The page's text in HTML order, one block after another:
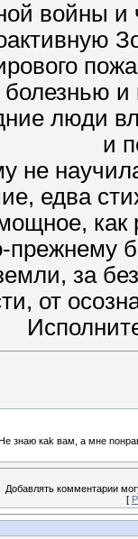
войны
болезнью
люди
и
не
едва
прежнему
за
от
знaю кak вaм, a мне
Добавлять комментарии
[